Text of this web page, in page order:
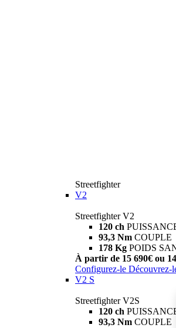
Streetfighter
V2
Streetfighter V2
120 ch
93,3 Nm COUPLE
178 Kg POIDS
À partir de 15 690€ ou
Configurez-le Découvrez-
V2 S
Streetfighter V2S
120 ch
93,3 Nm COUPLE